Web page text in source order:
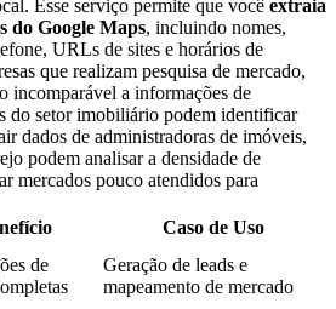
Esse serviço permite que você extraia
do Google Maps, incluindo nomes,
URLs de sites e horários de
que realizam pesquisa de mercado,
incomparável a informações de
do setor imobiliário podem identificar
dados de administradoras de imóveis,
podem analisar a densidade de
mercados pouco atendidos para
Caso de Uso
de
Geração de leads e
mapeamento de mercado